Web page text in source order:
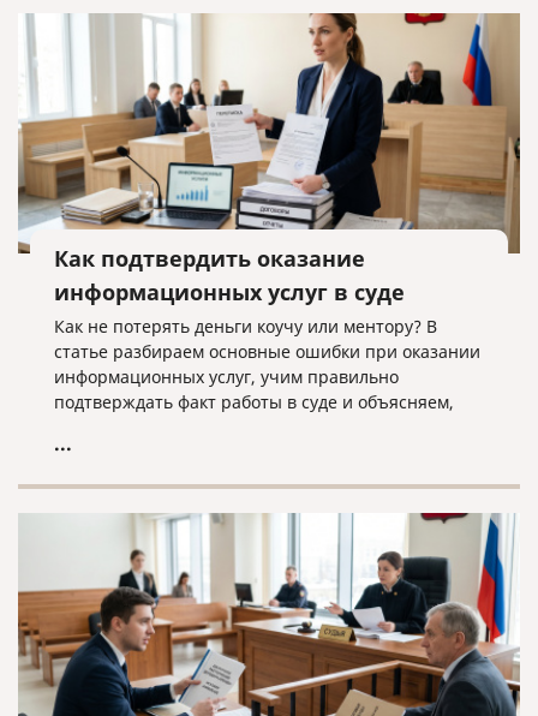
Как подтвердить оказание
информационных услуг в суде
Как не потерять деньги коучу или ментору? В
статье разбираем основные ошибки при оказании
информационных услуг, учим правильно
подтверждать факт работы в суде и объясняем,
прямой путь к взысканию неосновательного
...